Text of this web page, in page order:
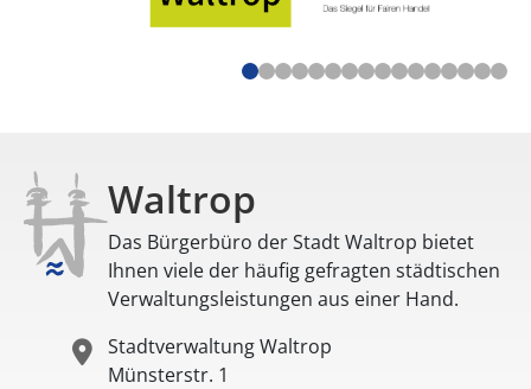
Waltrop
Das Bürgerbüro der Stadt Waltrop bietet
Ihnen viele der häufig gefragten städtischen
Verwaltungsleistungen aus einer Hand.
Stadtverwaltung Waltrop
Münsterstr. 1